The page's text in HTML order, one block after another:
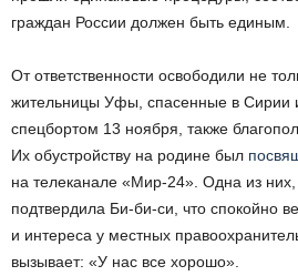
граждан России должен быть единым.
От ответственности освободили не
жительницы Уфы, спасенные в Сирии
спецбортом 13 ноября, также
Их обустройству на родине был
на телеканале «Мир-24». Одна из
подтвердила Би-би-си, что спокойно
и интереса у местных
вызывает: «У нас все хорошо».